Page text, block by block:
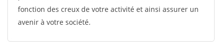
fonction des creux de votre activité et ainsi assurer un
avenir à votre société.